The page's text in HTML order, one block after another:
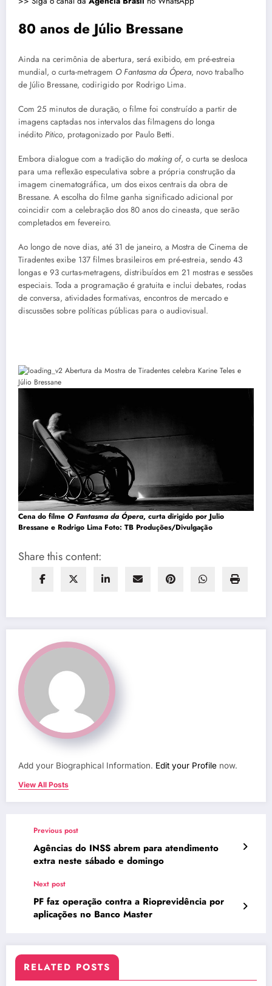
80 anos de Júlio Bressane
Ainda na cerimônia de abertura, será exibido, em pré-estreia
mundial, o curta-metragem O Fantasma da Ópera, novo trabalho
de Júlio Bressane, codirigido por Rodrigo Lima.
Com 25 minutos de duração, o filme foi construído a partir de
imagens captadas nos intervalos das filmagens do longa
inédito Pitico, protagonizado por Paulo Betti.
Embora dialogue com a tradição do making of, o curta se desloca
para uma reflexão especulativa sobre a própria construção da
imagem cinematográfica, um dos eixos centrais da obra de
Bressane. A escolha do filme ganha significado adicional por
coincidir com a celebração dos 80 anos do cineasta, que serão
completados em fevereiro.
Ao longo de nove dias, até 31 de janeiro, a Mostra de Cinema de
Tiradentes exibe 137 filmes brasileiros em pré-estreia, sendo 43
longas e 93 curtas-metragens, distribuídos em 21 mostras e sessões
especiais. Toda a programação é gratuita e inclui debates, rodas
de conversa, atividades formativas, encontros de mercado e
discussões sobre políticas públicas para o audiovisual.
Cena do filme O Fantasma da Ópera, curta dirigido por Julio
Bressane e Rodrigo Lima Foto: TB Produções/Divulgação
Share this content:
Add your Biographical Information. Edit your Profile now.
View All Posts
Previous post
Agências do INSS abrem para atendimento
extra neste sábado e domingo
Next post
PF faz operação contra a Rioprevidência por
aplicações no Banco Master
RELATED POSTS